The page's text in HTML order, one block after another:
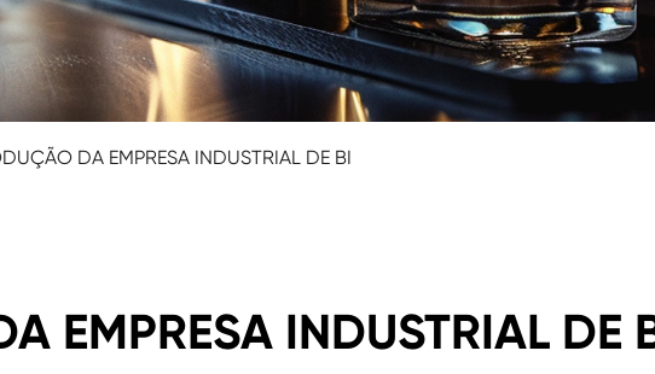
DA EMPRESA INDUSTRIAL DE BI
EMPRESA INDUSTRIAL DE